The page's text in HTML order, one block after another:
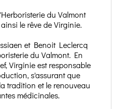
du Valmont
le rêve de Virginie.
et Benoit Leclercq
du Valmont. En
Virginie est responsable
s'assurant que
tradition et le renouveau
médicinales.